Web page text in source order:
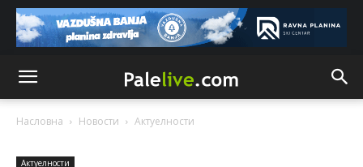
Насловна Новости Актуeлности
Актуeлности